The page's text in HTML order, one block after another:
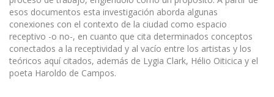
esos documentos esta investigación aborda algunas
conexiones con el contexto de la ciudad como espacio
receptivo -o no-, en cuanto que cita determinados conceptos
conectados a la receptividad y al vacío entre los artistas y los
teóricos aquí citados, además de Lygia Clark, Hélio Oiticica y el
poeta Haroldo de Campos.